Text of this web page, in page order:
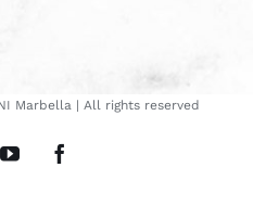
Marbella | All rights reserved
YouTubeFacebook